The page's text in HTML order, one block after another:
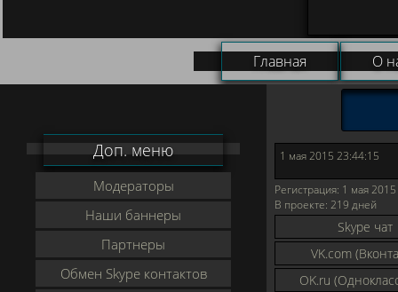
Главная О
Доп. меню
Модераторы
Наши баннеры
Партнеры
Обмен Skype контактов
1 мая 2015 23:44:15
Регистрация: 1 мая 2015
В проекте: 219 дней
Skype чат
VK.com
OK.ru